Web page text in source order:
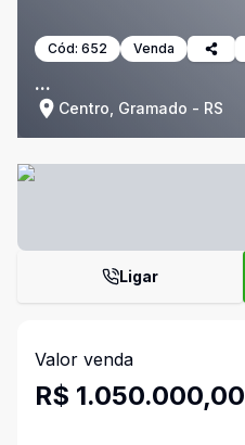
Cód: 652 Venda
...
Centro, Gramado - RS
Ligar
Valor venda
R$ 1.050.000,00